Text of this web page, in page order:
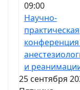
09:00
Научно-
практическая
и
25 сентября